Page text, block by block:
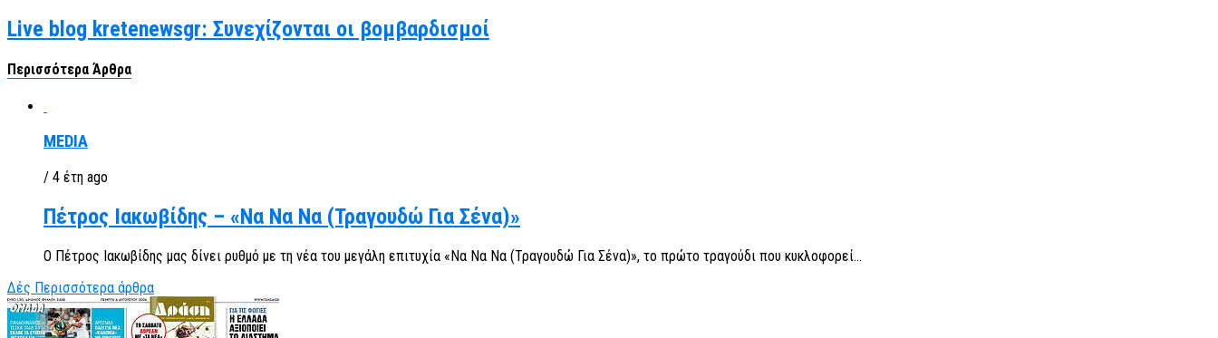
Live blog kretenewsgr: Συνεχίζονται οι βομβαρδισμοί
Περισσότερα Άρθρα
MEDIA
/ 4 έτη ago
Πέτρος Ιακωβίδης – «Να Να Να (Τραγουδώ Για Σένα)»
Ο Πέτρος Ιακωβίδης μας δίνει ρυθμό με τη νέα του μεγάλη επιτυχία «Να Να Να (Τραγουδώ Για Σένα)», το πρώτο τραγούδι που κυκλοφορεί...
Δές Περισσότερα άρθρα